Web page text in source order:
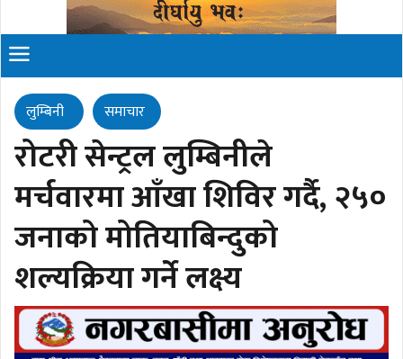
लुम्बिनी समाचार
रोटरी सेन्ट्रल लुम्बिनीले
मर्चवारमा आँखा शिविर गर्दै, २५०
जनाको मोतियाबिन्दुको
शल्यक्रिया गर्ने लक्ष्य